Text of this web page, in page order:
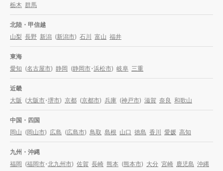
栃木 群馬
北陸・甲信越
山梨 長野 新潟 (新潟市) 石川 富山 福井
東海
愛知 (名古屋市) 静岡 (静岡市・浜松市) 岐阜 三重
近畿
大阪 (大阪市・堺市) 京都 (京都市) 兵庫 (神戸市) 滋賀 奈良 和歌山
中国・四国
岡山 (岡山市) 広島 (広島市) 鳥取 島根 山口 徳島 香川 愛媛 高知
九州・沖縄
福岡 (福岡市・北九州市) 佐賀 長崎 熊本 (熊本市) 大分 宮崎 鹿児島 沖縄